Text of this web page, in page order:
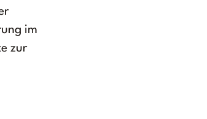
im
zur